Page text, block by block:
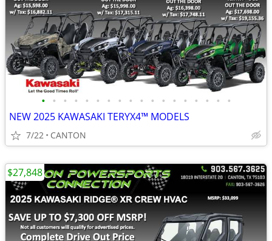
• • • • • • • • • • • • • • • • • •
NEW 2025 KAWASAKI TERYX4™ MODELS
7/22 CANTON
$27,848